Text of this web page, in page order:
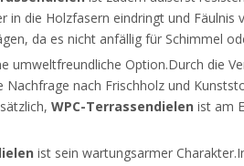
in die Holzfasern eindringt und Fäulnis
da es nicht anfällig für Schimmel
umweltfreundliche Option.Durch die
Nachfrage nach Frischholz und
WPC-Terrassendielen ist am
ist sein wartungsarmer